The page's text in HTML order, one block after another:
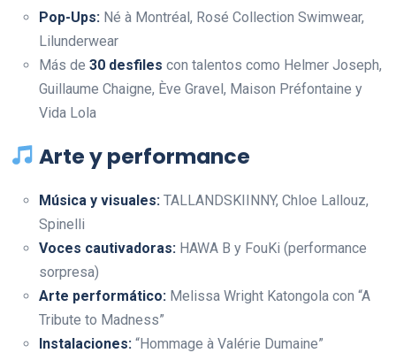
Pop-Ups: Né à Montréal, Rosé Collection Swimwear,
Lilunderwear
Más de 30 desfiles con talentos como Helmer Joseph,
Guillaume Chaigne, Ève Gravel, Maison Préfontaine y
Vida Lola
Arte y performance
Música y visuales: TALLANDSKIINNY, Chloe Lallouz,
Spinelli
Voces cautivadoras: HAWA B y FouKi (performance
sorpresa)
Arte performático: Melissa Wright Katongola con “A
Tribute to Madness”
Instalaciones: “Hommage à Valérie Dumaine”